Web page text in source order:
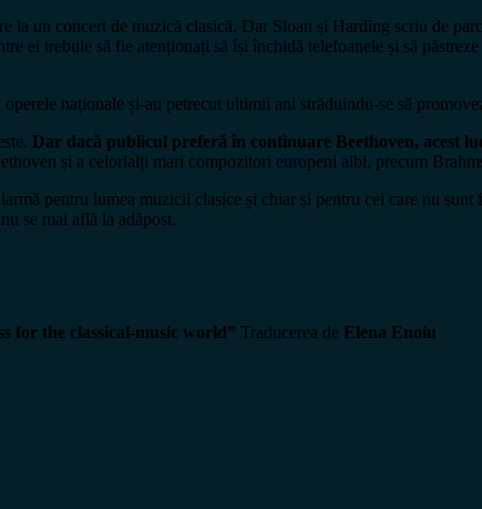
la un concert de muzică clasică. Dar Sloan și Harding scriu de
ei trebuie să fie atenționați să își închidă telefoanele și să
operele naționale și-au petrecut ultimii ani străduindu-se să
Dar dacă publicul preferă în continuare Beethoven, acest
și a celorlalți mari compozitori europeni albi, precum
pentru lumea muzicii clasice și chiar și pentru cei care nu
se mai află la adăpost.
for the classical-music world” Traducerea de Elena Enoiu